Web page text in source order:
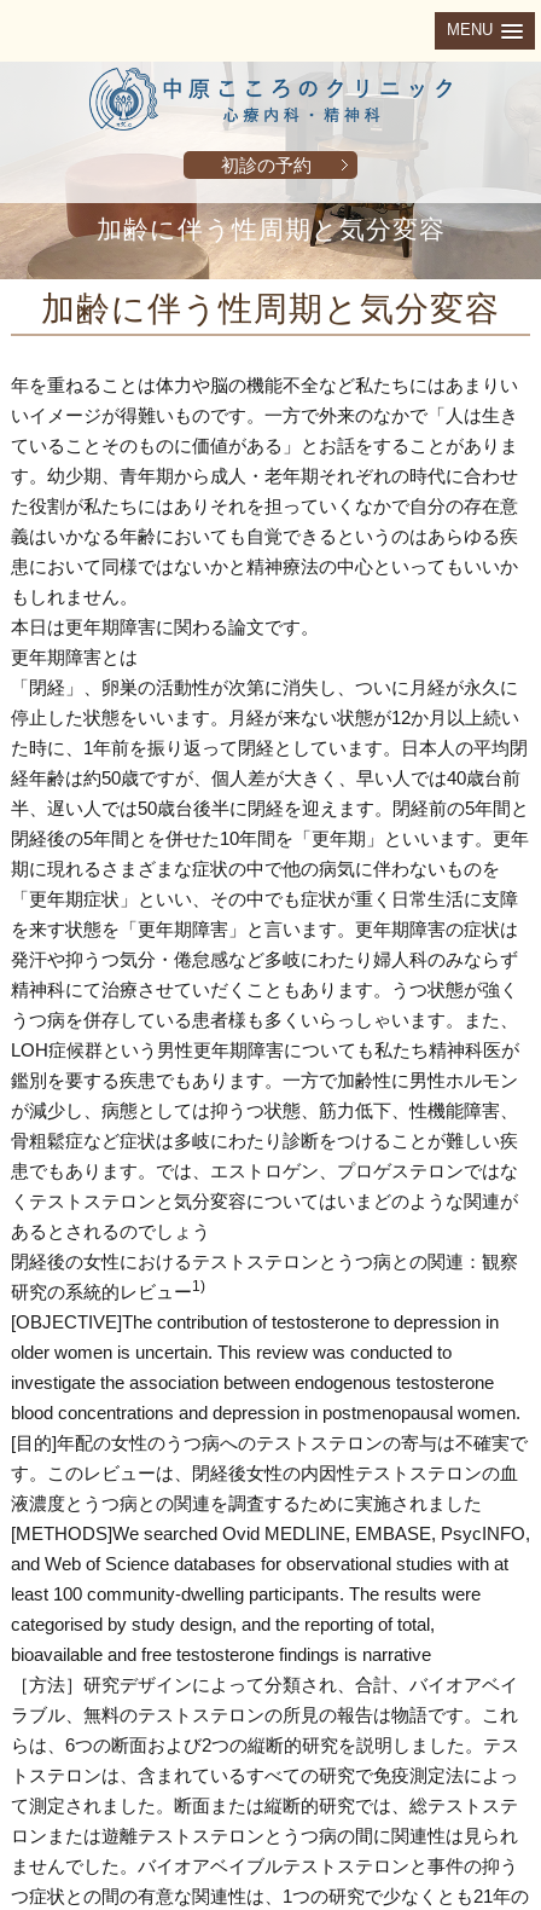
MENU
初診の予約
加齢に伴う性周期と気分変容
加齢に伴う性周期と気分変容
年を重ねることは体力や脳の機能不全など私たちにはあまりい
いイメージが得難いものです。一方で外来のなかで「人は生き
ていることそのものに価値がある」とお話をすることがありま
す。幼少期、青年期から成人・老年期それぞれの時代に合わせ
た役割が私たちにはありそれを担っていくなかで自分の存在意
義はいかなる年齢においても自覚できるというのはあらゆる疾
患において同様ではないかと精神療法の中心といってもいいか
もしれません。
本日は更年期障害に関わる論文です。
更年期障害とは
「閉経」、卵巣の活動性が次第に消失し、ついに月経が永久に
停止した状態をいいます。月経が来ない状態が12か月以上続い
た時に、1年前を振り返って閉経としています。日本人の平均閉
経年齢は約50歳ですが、個人差が大きく、早い人では40歳台前
半、遅い人では50歳台後半に閉経を迎えます。閉経前の5年間と
閉経後の5年間とを併せた10年間を「更年期」といいます。更年
期に現れるさまざまな症状の中で他の病気に伴わないものを
「更年期症状」といい、その中でも症状が重く日常生活に支障
を来す状態を「更年期障害」と言います。更年期障害の症状は
発汗や抑うつ気分・倦怠感など多岐にわたり婦人科のみならず
精神科にて治療させていだくこともあります。うつ状態が強く
うつ病を併存している患者様も多くいらっしゃいます。また、
LOH症候群という男性更年期障害についても私たち精神科医が
鑑別を要する疾患でもあります。一方で加齢性に男性ホルモン
が減少し、病態としては抑うつ状態、筋力低下、性機能障害、
骨粗鬆症など症状は多岐にわたり診断をつけることが難しい疾
患でもあります。では、エストロゲン、プロゲステロンではな
くテストステロンと気分変容についてはいまどのような関連が
あるとされるのでしょう
閉経後の女性におけるテストステロンとうつ病との関連：観察
研究の系統的レビュー1)
[OBJECTIVE]The contribution of testosterone to depression in
older women is uncertain. This review was conducted to
investigate the association between endogenous testosterone
blood concentrations and depression in postmenopausal women.
[目的]年配の女性のうつ病へのテストステロンの寄与は不確実で
す。このレビューは、閉経後女性の内因性テストステロンの血
液濃度とうつ病との関連を調査するために実施されました
[METHODS]We searched Ovid MEDLINE, EMBASE, PsycINFO,
and Web of Science databases for observational studies with at
least 100 community-dwelling participants. The results were
categorised by study design, and the reporting of total,
bioavailable and free testosterone findings is narrative
［方法］研究デザインによって分類され、合計、バイオアベイ
ラブル、無料のテストステロンの所見の報告は物語です。これ
らは、6つの断面および2つの縦断的研究を説明しました。テス
トステロンは、含まれているすべての研究で免疫測定法によっ
て測定されました。断面または縦断的研究では、総テストステ
ロンまたは遊離テストステロンとうつ病の間に関連性は見られ
ませんでした。バイオアベイブルテストステロンと事件の抑う
つ症状との間の有意な関連性は、1つの研究で少なくとも21年の